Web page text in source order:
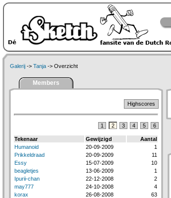
Galerij -> Tanja -> Overzicht
Members
Highscores
1 2 3 4 5 6
Tekenaar Gewijzigd
Aantal
Humanoid
20-09-2009
1
Prikkeldraad
20-09-2009
11
Essy
15-07-2009
10
beagletjes
13-06-2009
1
Ipurii-chan
22-12-2008
2
may777
24-10-2008
4
korax
26-08-2008
63